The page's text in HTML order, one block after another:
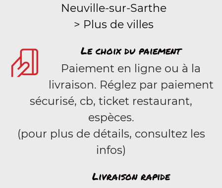
Neuville-sur-Sarthe
> Plus de villes
Le choix du paiement
Paiement en ligne ou à la
livraison. Réglez par paiement
sécurisé, cb, ticket restaurant,
espèces.
(pour plus de détails, consultez les
infos)
Livraison rapide